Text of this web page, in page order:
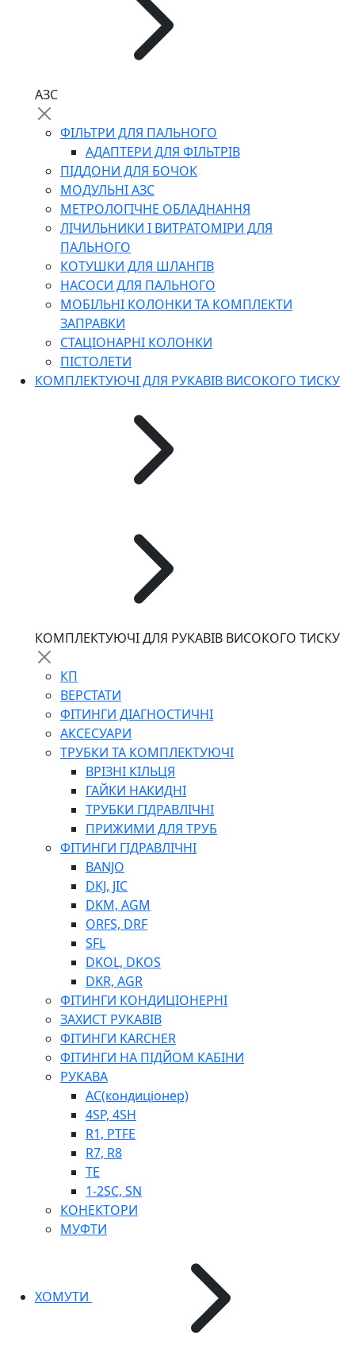
АЗС
ФІЛЬТРИ ДЛЯ ПАЛЬНОГО
АДАПТЕРИ ДЛЯ ФІЛЬТРІВ
ПІДДОНИ ДЛЯ БОЧОК
МОДУЛЬНІ АЗС
МЕТРОЛОГІЧНЕ ОБЛАДНАННЯ
ЛІЧИЛЬНИКИ І ВИТРАТОМІРИ ДЛЯ
ПАЛЬНОГО
КОТУШКИ ДЛЯ ШЛАНГІВ
НАСОСИ ДЛЯ ПАЛЬНОГО
МОБІЛЬНІ КОЛОНКИ ТА КОМПЛЕКТИ
ЗАПРАВКИ
СТАЦІОНАРНІ КОЛОНКИ
ПІСТОЛЕТИ
КОМПЛЕКТУЮЧІ ДЛЯ РУКАВІВ ВИСОКОГО ТИСКУ
КОМПЛЕКТУЮЧІ ДЛЯ РУКАВІВ ВИСОКОГО ТИСКУ
КП
ВЕРСТАТИ
ФІТИНГИ ДІАГНОСТИЧНІ
АКСЕСУАРИ
ТРУБКИ ТА КОМПЛЕКТУЮЧІ
ВРІЗНІ КІЛЬЦЯ
ГАЙКИ НАКИДНІ
ТРУБКИ ГІДРАВЛІЧНІ
ПРИЖИМИ ДЛЯ ТРУБ
ФІТИНГИ ГІДРАВЛІЧНІ
BANJO
DKJ, JIC
DKM, AGM
ORFS, DRF
SFL
DKOL, DKOS
DKR, AGR
ФІТИНГИ КОНДИЦІОНЕРНІ
ЗАХИСТ РУКАВІВ
ФІТИНГИ KARCHER
ФІТИНГИ НА ПІДЙОМ КАБІНИ
РУКАВА
AC(кондиціонер)
4SP, 4SH
R1, PTFE
R7, R8
TE
1-2SC, SN
КОНЕКТОРИ
МУФТИ
ХОМУТИ